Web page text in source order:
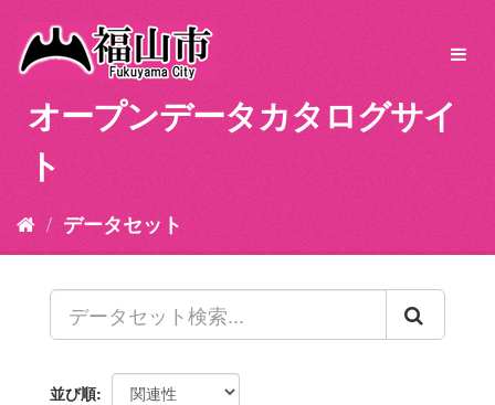
オープンデータカタログサイ
ト
データセット
並び順